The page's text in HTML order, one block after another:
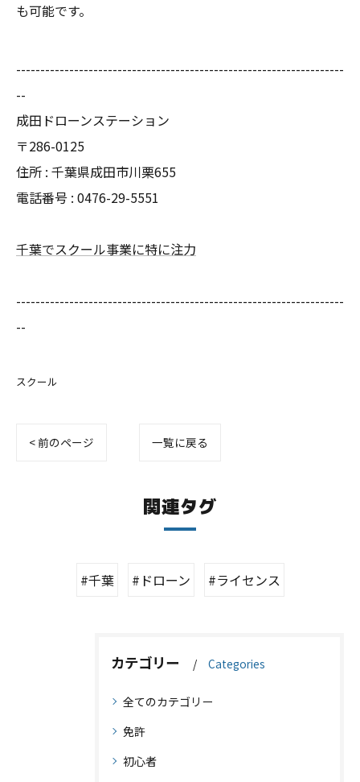
も可能です。
--------------------------------------------------------------------
--
成田ドローンステーション
〒286-0125
住所 : 千葉県成田市川栗655
電話番号 : 0476-29-5551
千葉でスクール事業に特に注力
--------------------------------------------------------------------
--
スクール
< 前のページ 一覧に戻る
関連タグ
#千葉 #ドローン #ライセンス
カテゴリー Categories
全てのカテゴリー
免許
初心者